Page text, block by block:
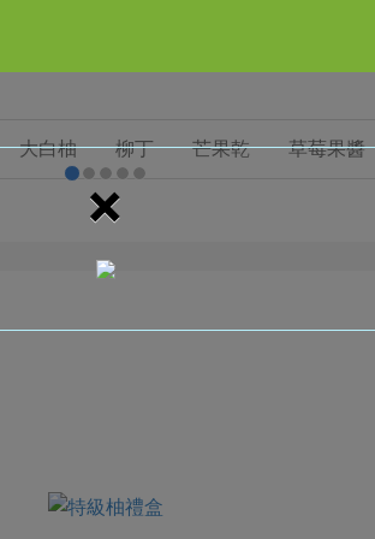
大白柚 柳丁 芒果乾 草莓果醬
×